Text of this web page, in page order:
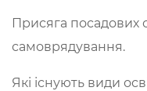
Присяга посадових
самоврядування.
Які існують види